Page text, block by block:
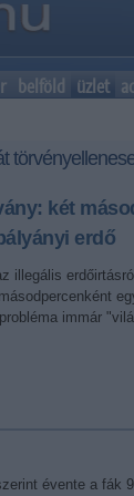
belföld üzlet
két
erdő
illegális
immár
évente a fák